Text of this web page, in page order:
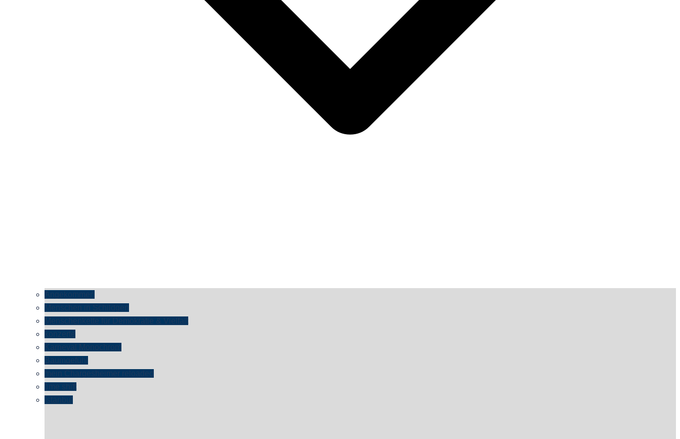
Angekommen
Menschen in Schildgen
Menschenkette für Demokratie & Vielfalt
konzerte
Karneval Monochrom
Baumgefühl
mein Chargesheimer reloaded
time shift
Istanbul